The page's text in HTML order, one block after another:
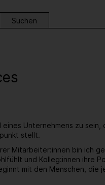
Unternehmens zu
stellt.
Mitarbeiter:innen bin ich
und Kolleg:innen ihre
mit den Menschen, die